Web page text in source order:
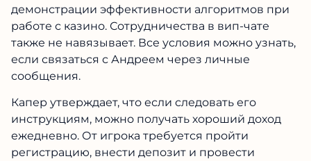
демонстрации эффективности алгоритмов при
работе с казино. Сотрудничества в вип-чате
также не навязывает. Все условия можно узнать,
если связаться с Андреем через личные
сообщения.
Капер утверждает, что если следовать его
инструкциям, можно получать хороший доход
ежедневно. От игрока требуется пройти
регистрацию, внести депозит и провести